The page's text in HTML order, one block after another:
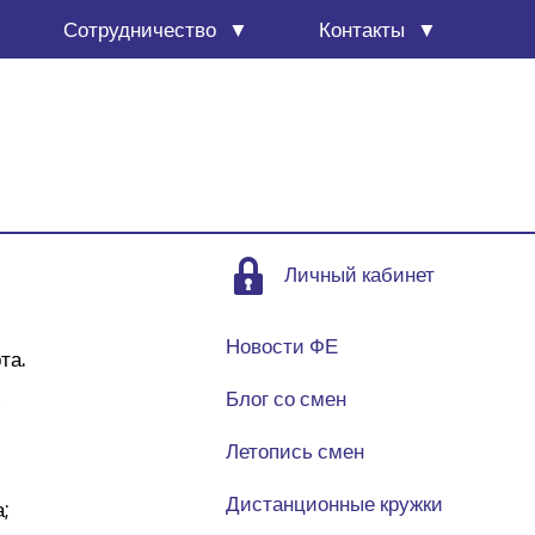
Сотруд­ни­че­ство Кон­так­ты
Личный кабинет
Новости ФЕ
Блог со смен
Летопись смен
Дистанционные кружки